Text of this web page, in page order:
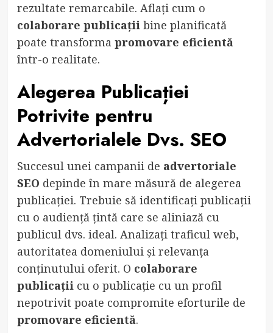
rezultate remarcabile. Aflați cum o
colaborare publicațiibine planificată
poate transforma promovare eficientă
într-o realitate.
Alegerea Publicației
Potrivite pentru
Advertorialele Dvs. SEO
Succesul unei campanii de advertoriale
SEO depinde în mare măsură de alegerea
publicației. Trebuie să identificați publicații
cu o audiență țintă care se aliniază cu
publicul dvs. ideal. Analizați traficul web,
autoritatea domeniului și relevanța
conținutului oferit. O colaborare
publicațiicu o publicație cu un profil
nepotrivit poate compromite eforturile de
promovare eficientă.